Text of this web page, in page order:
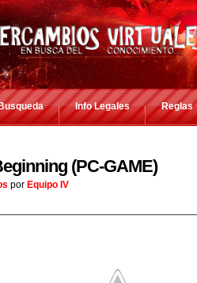
Info Legales Reglas
(PC-GAME)
por Equipo IV